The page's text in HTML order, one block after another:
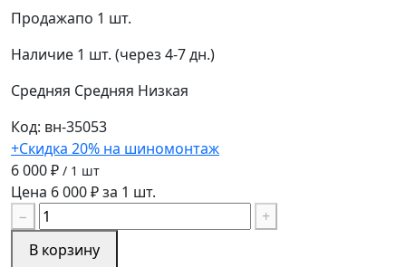
Продажапо 1 шт.
Наличие 1 шт. (через 4-7 дн.)
Средняя Средняя Низкая
Код: вн-35053
+Скидка 20% на шиномонтаж
6 000 ₽ / 1 шт
Цена 6 000 ₽ за 1 шт.
−
+
В корзину